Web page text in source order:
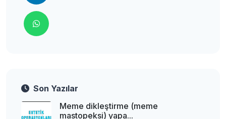
Son Yazılar
Meme dikleştirme (meme
mastopeksi) yapa...